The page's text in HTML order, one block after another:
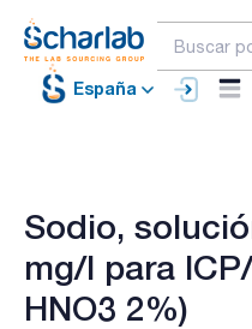
España
Sodio,
mg/l para
HNO3 2%)